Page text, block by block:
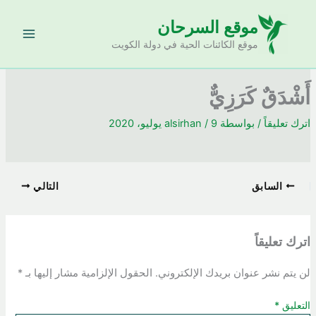
موقع السرحان
موقع الكائنات الحية في دولة الكويت
أَشْدَقٌ كَرَزِيٌّ
اترك تعليقاً / بواسطة alsirhan/ 9 يوليو، 2020
السابق التالي
اترك تعليقاً
لن يتم نشر عنوان بريدك الإلكتروني. الحقول الإلزامية مشار إليها بـ *
التعليق *